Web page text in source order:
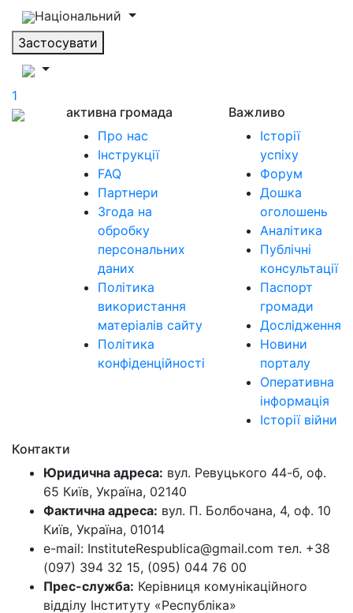
Національний
Застосувати
1
активна громада
Про нас
Інструкції
FAQ
Партнери
Згода на
обробку
персональних
даних
Політика
використання
матеріалів сайту
Політика
конфіденційності
Важливо
Історії
успіху
Форум
Дошка
оголошень
Аналітика
Публічні
консультації
Паспорт
громади
Дослідження
Новини
порталу
Оперативна
інформація
Історії війни
Контакти
Юридична адреса: вул. Ревуцького 44-б, оф.
65 Київ, Україна, 02140
Фактична адреса: вул. П. Болбочана, 4, оф. 10
Київ, Україна, 01014
e-mail: InstituteRespublica@gmail.com тел. +38
(097) 394 32 15, (095) 044 76 00
Прес-служба: Керівниця комунікаційного
відділу Інституту «Республіка»